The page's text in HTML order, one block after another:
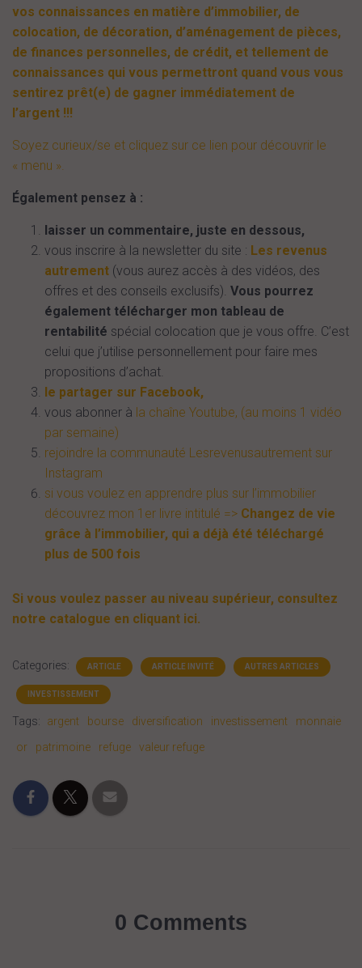
vos connaissances en matière d’immobilier, de
colocation, de décoration, d’aménagement de pièces,
de finances personnelles, de crédit, et tellement de
connaissances qui vous permettront quand vous vous
sentirez prêt(e) de gagner immédiatement de
l’argent !!!
Soyez curieux/se et cliquez sur ce lien pour découvrir le
« menu ».
Également pensez à :
laisser un commentaire, juste en dessous,
vous inscrire à la newsletter du site : Les revenus
autrement (vous aurez accès à des vidéos, des
offres et des conseils exclusifs). Vous pourrez
également télécharger mon tableau de
rentabilité spécial colocation que je vous offre. C’est
celui que j’utilise personnellement pour faire mes
propositions d’achat.
le partager sur Facebook,
vous abonner à la chaîne Youtube, (au moins 1 vidéo
par semaine)
rejoindre la communauté Lesrevenusautrement sur
Instagram
si vous voulez en apprendre plus sur l’immobilier
découvrez mon 1er livre intitulé => Changez de vie
grâce à l’immobilier, qui a déjà été téléchargé
plus de 500 fois
Si vous voulez passer au niveau supérieur, consultez
notre catalogue en cliquant ici.
Categories: ARTICLE ARTICLE INVITÉ AUTRES ARTICLES
INVESTISSEMENT
Tags: argent bourse diversification investissement
monnaie
or
patrimoine refuge valeur refuge
0 Comments